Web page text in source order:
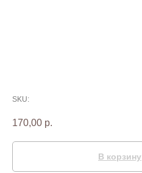
SKU:
170,00 р.
В корзину